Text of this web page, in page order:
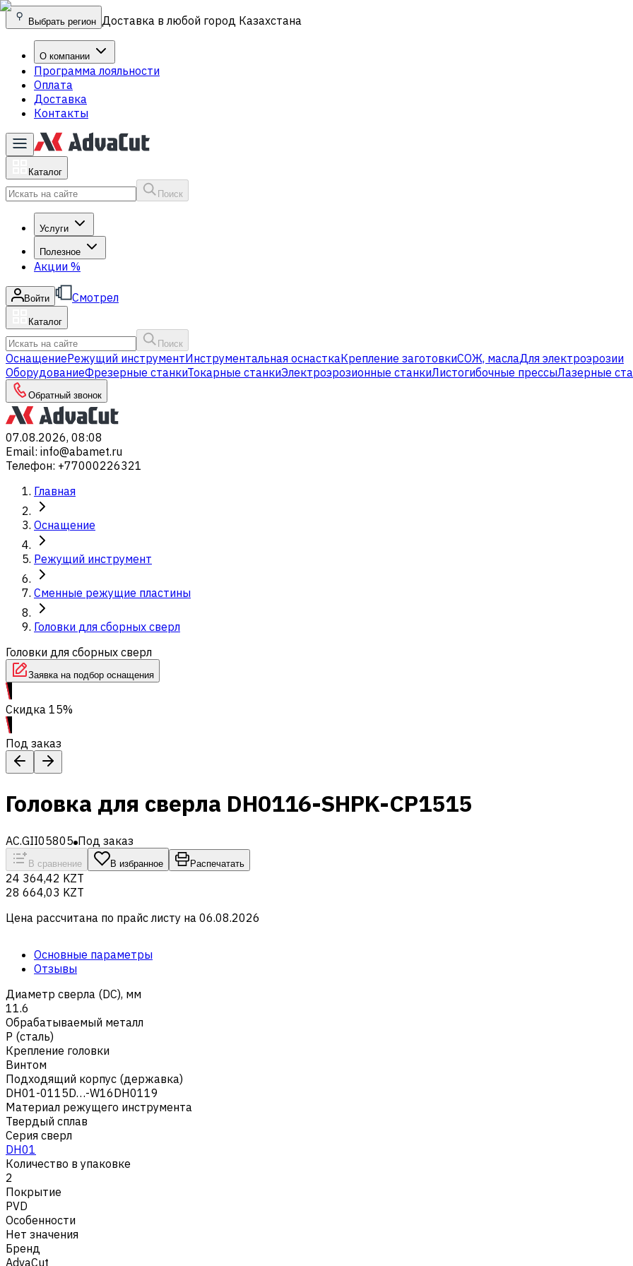
Выбрать регион Доставка в любой город Казахстана
О компании
Программа лояльности
Оплата
Доставка
Контакты
Каталог
Поиск
Услуги
Полезное
Акции %
Войти Смотрел
Каталог
Поиск
ОснащениеРежущий инструментИнструментальная оснасткаКрепление заготовкиСОЖ, маслаДля электроэрозии
ОборудованиеФрезерные станкиТокарные станкиЭлектроэрозионные станкиЛистогибочные прессыЛазерные
Обратный звонок
07.08.2026, 08:08
Email: info@abamet.ru
Телефон: +77000226321
Главная
Оснащение
Режущий инструмент
Сменные режущие пластины
Головки для сборных сверл
Головки для сборных сверл
Заявка на подбор оснащения
Скидка 15%
Под заказ
Головка для сверла DH0116-SHPK-CP1515
AC.GII05805 Под заказ
В сравнение В избранное Распечатать
24 364,42 KZT
28 664,03 KZT
Цена рассчитана по прайс листу на 06.08.2026
Основные параметры
Отзывы
Диаметр сверла (DC), мм
11.6
Обрабатываемый металл
Р (сталь)
Крепление головки
Винтом
Подходящий корпус (державка)
DH01-0115D…-W16DH0119
Материал режущего инструмента
Твердый сплав
Серия сверл
DH01
Количество в упаковке
2
Покрытие
PVD
Особенности
Нет значения
Бренд
AdvaCut